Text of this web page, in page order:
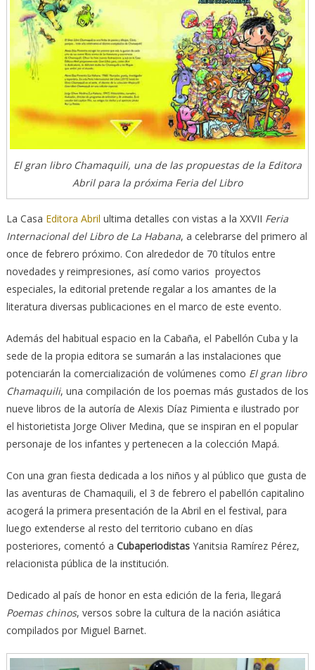
El gran libro Chamaquili, una de las propuestas de la Editora
Abril para la próxima Feria del Libro
La Casa Editora Abril ultima detalles con vistas a la XXVII Feria
Internacional del Libro de La Habana, a celebrarse del primero al
once de febrero próximo. Con alrededor de 70 títulos entre
novedades y reimpresiones, así como varios proyectos
especiales, la editorial pretende regalar a los amantes de la
literatura diversas publicaciones en el marco de este evento.
Además del habitual espacio en la Cabaña, el Pabellón Cuba y la
sede de la propia editora se sumarán a las instalaciones que
potenciarán la comercialización de volúmenes como El gran libro
Chamaquili, una compilación de los poemas más gustados de los
nueve libros de la autoría de Alexis Díaz Pimienta e ilustrado por
el historietista Jorge Oliver Medina, que se inspiran en el popular
personaje de los infantes y pertenecen a la colección Mapá.
Con una gran fiesta dedicada a los niños y al público que gusta de
las aventuras de Chamaquili, el 3 de febrero el pabellón capitalino
acogerá la primera presentación de la Abril en el festival, para
luego extenderse al resto del territorio cubano en días
posteriores, comentó a CubaperiodistasYanitsia Ramírez Pérez,
relacionista pública de la institución.
Dedicado al país de honor en esta edición de la feria, llegará
Poemas chinos, versos sobre la cultura de la nación asiática
compilados por Miguel Barnet.